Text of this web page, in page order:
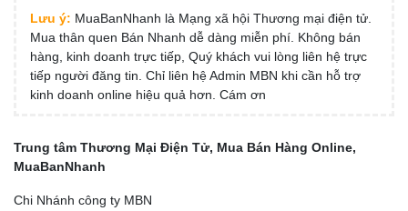
Lưu ý: MuaBanNhanh là Mạng xã hội Thương mại điện tử.
Mua thân quen Bán Nhanh dễ dàng miễn phí. Không bán
hàng, kinh doanh trực tiếp, Quý khách vui lòng liên hệ trực
tiếp người đăng tin. Chỉ liên hệ Admin MBN khi cần hỗ trợ
kinh doanh online hiệu quả hơn. Cám ơn
Trung tâm Thương Mại Điện Tử, Mua Bán Hàng Online,
MuaBanNhanh
Chi Nhánh công ty MBN